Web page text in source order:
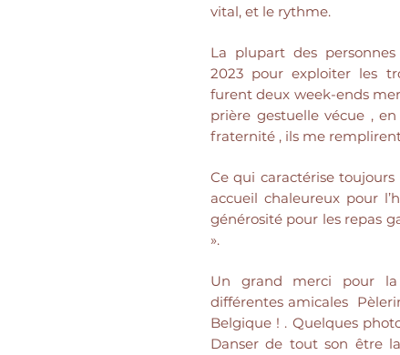
vital, et le rythme.
La plupart des
2023 pour exploiter les
furent deux week-ends
prière gestuelle vécue ,
fraternité , ils me remplirent
Ce qui caractérise
accueil chaleureux pour
générosité pour les repas
».
Un grand merci pour
différentes amicales
Belgique ! . Quelques
Danser de tout son être